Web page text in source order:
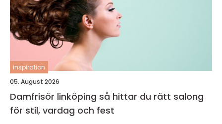
inspiration
05. August 2026
Damfrisör linköping så hittar du rätt salong
för stil, vardag och fest